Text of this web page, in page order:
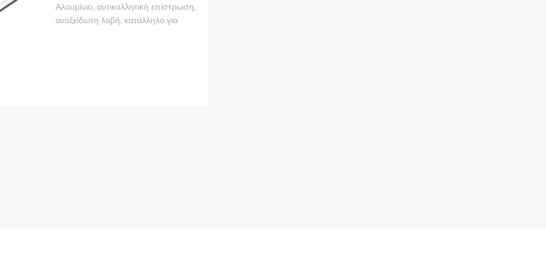
ΕΚ. ICHEF IBILI 403036
Αλουμίνιο, αντικολλητική επίστρωση,
ανοξείδωτη λαβή, κατάλληλο για